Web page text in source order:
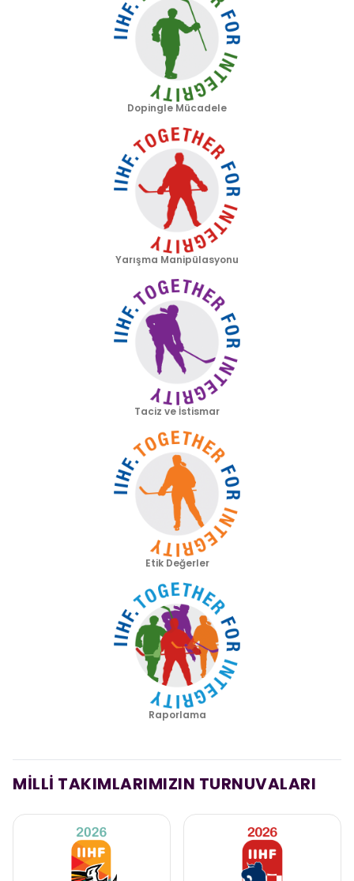
Dopingle Mücadele
Yarışma Manipülasyonu
Taciz ve İstismar
Etik Değerler
Raporlama
MİLLİ TAKIMLARIMIZIN TURNUVALARI